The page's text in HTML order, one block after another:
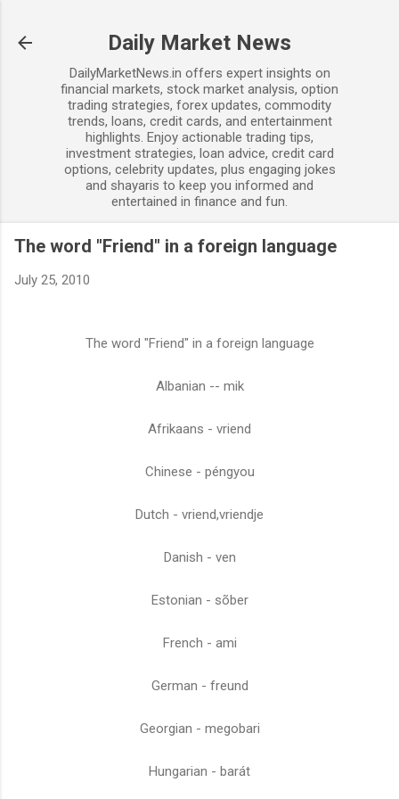
Daily Market News
DailyMarketNews.in offers expert insights on
financial markets, stock market analysis, option
trading strategies, forex updates, commodity
trends, loans, credit cards, and entertainment
highlights. Enjoy actionable trading tips,
investment strategies, loan advice, credit card
options, celebrity updates, plus engaging jokes
and shayaris to keep you informed and
entertained in finance and fun.
The word "Friend" in a foreign language
July 25, 2010
The word "Friend" in a foreign language
Albanian -- mik
Afrikaans - vriend
Chinese - péngyou
Dutch - vriend,vriendje
Danish - ven
Estonian - sõber
French - ami
German - freund
Georgian - megobari
Hungarian - barát